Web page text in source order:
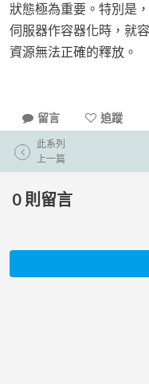
狀態極為重要。特別是
伺服器作容器化時，就
資源無法正確的釋放。
留言 追蹤
此系列
上一篇
0 則留言